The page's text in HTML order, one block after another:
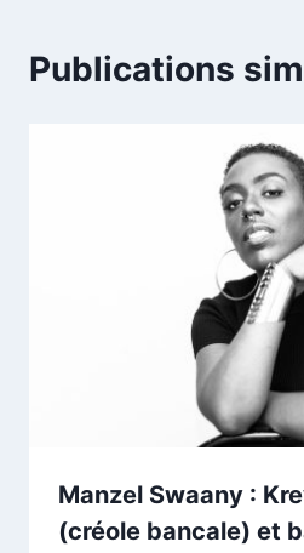
Publications
Manzel Swaany :
(créole bancale) et